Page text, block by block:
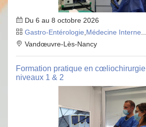
Du 6 au 8 octobre 2026
Gastro-Entérologie Médecine Interne
Vandœuvre-Lès-Nancy
Formation pratique en cœliochirurgie
niveaux 1 & 2